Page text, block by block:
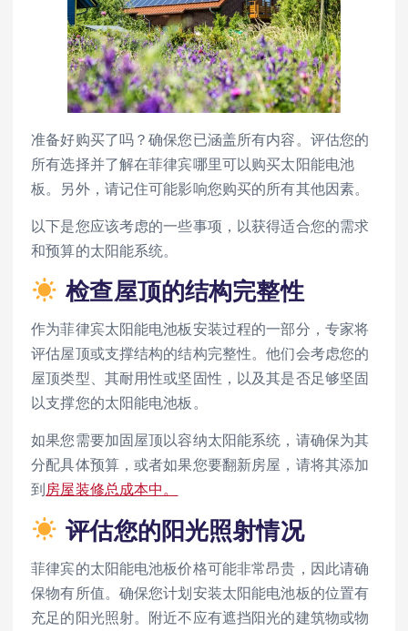
准备好购买了吗？确保您已涵盖所有内容。评估您的
所有选择并了解在菲律宾哪里可以购买太阳能电池
板。另外，请记住可能影响您购买的所有其他因素。
以下是您应该考虑的一些事项，以获得适合您的需求
和预算的太阳能系统。
检查屋顶的结构完整性
作为菲律宾太阳能电池板安装过程的一部分，专家将
评估屋顶或支撑结构的结构完整性。他们会考虑您的
屋顶类型、其耐用性或坚固性，以及其是否足够坚固
以支撑您的太阳能电池板。
如果您需要加固屋顶以容纳太阳能系统，请确保为其
分配具体预算，或者如果您要翻新房屋，请将其添加
到房屋装修总成本中。
评估您的阳光照射情况
菲律宾的太阳能电池板价格可能非常昂贵，因此请确
保物有所值。确保您计划安装太阳能电池板的位置有
充足的阳光照射。附近不应有遮挡阳光的建筑物或物